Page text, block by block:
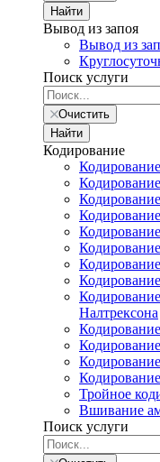
Найти
Вывод из запоя
Вывод из
Поиск услуги
Очистить
Найти
Кодирование
Кодирование
Налтрексона
Тройное
Вшивание
Поиск услуги